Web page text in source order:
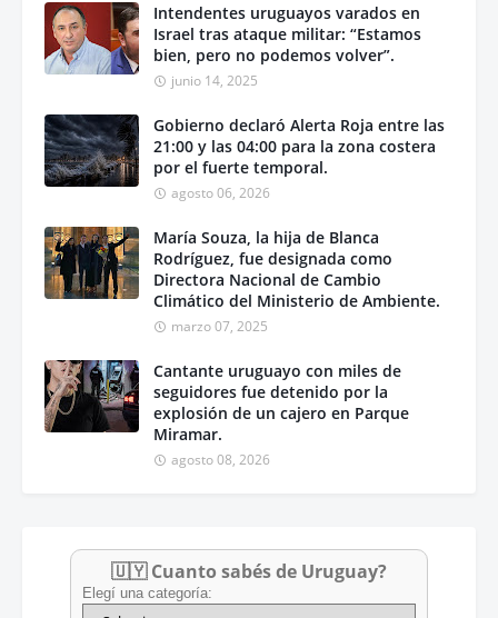
Intendentes uruguayos varados en
Israel tras ataque militar: “Estamos
bien, pero no podemos volver”.
junio 14, 2025
Gobierno declaró Alerta Roja entre las
21:00 y las 04:00 para la zona costera
por el fuerte temporal.
agosto 06, 2026
María Souza, la hija de Blanca
Rodríguez, fue designada como
Directora Nacional de Cambio
Climático del Ministerio de Ambiente.
marzo 07, 2025
Cantante uruguayo con miles de
seguidores fue detenido por la
explosión de un cajero en Parque
Miramar.
agosto 08, 2026
🇺🇾 Cuanto sabés de Uruguay?
Elegí una categoría: